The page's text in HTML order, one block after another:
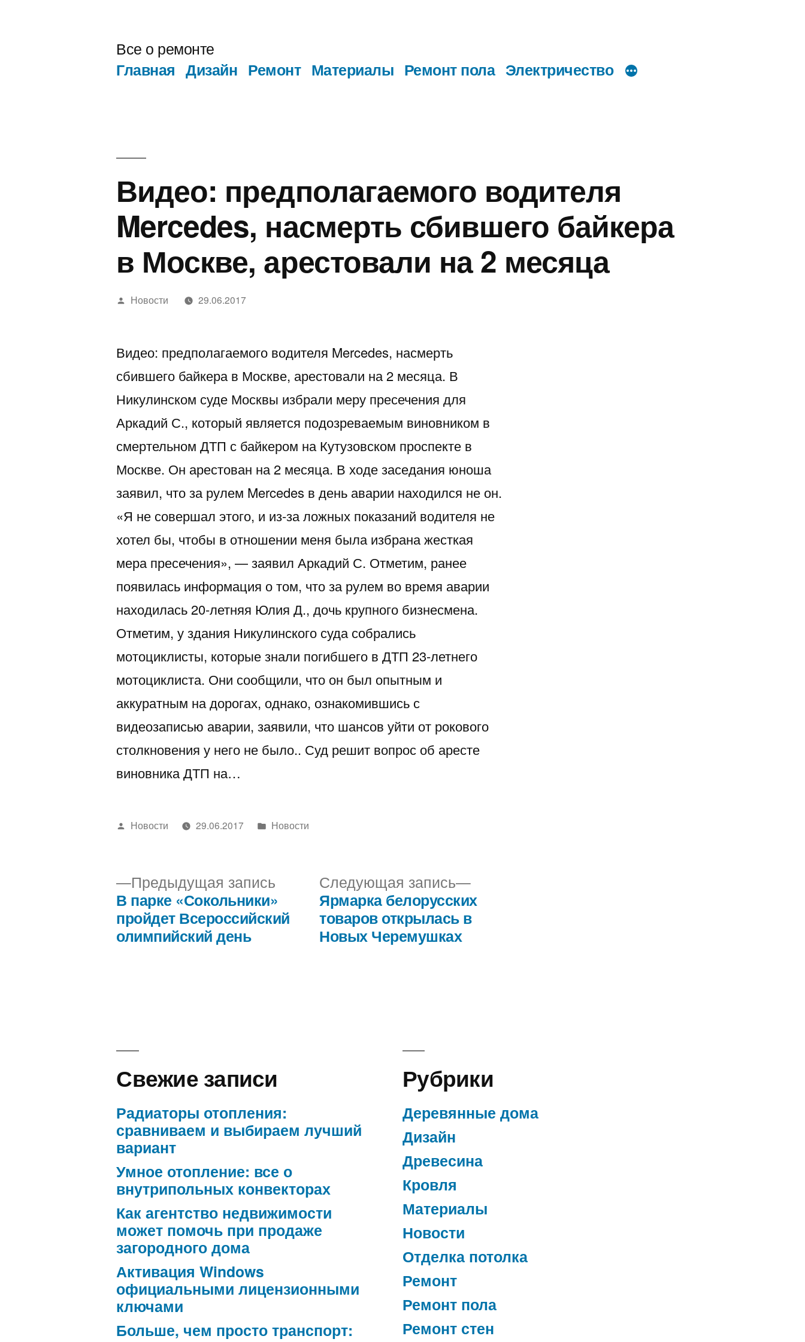
Все о ремонте
Главная Дизайн Ремонт Материалы Ремонт пола Электричество
Видео: предполагаемого водителя
Mercedes, насмерть сбившего байкера
в Москве, арестовали на 2 месяца
Написано
Новости 29.06.2017
Видео: предполагаемого водителя Mercedes, насмерть
сбившего байкера в Москве, арестовали на 2 месяца. В
Никулинском суде Москвы избрали меру пресечения для
Аркадий С., который является подозреваемым виновником в
смертельном ДТП с байкером на Кутузовском проспекте в
Москве. Он арестован на 2 месяца. В ходе заседания юноша
заявил, что за рулем Mercedes в день аварии находился не он.
«Я не совершал этого, и из-за ложных показаний водителя не
хотел бы, чтобы в отношении меня была избрана жесткая
мера пресечения», — заявил Аркадий С. Отметим, ранее
появилась информация о том, что за рулем во время аварии
находилась 20-летняя Юлия Д., дочь крупного бизнесмена.
Отметим, у здания Никулинского суда собрались
мотоциклисты, которые знали погибшего в ДТП 23-летнего
мотоциклиста. Они сообщили, что он был опытным и
аккуратным на дорогах, однако, ознакомившись с
видеозаписью аварии, заявили, что шансов уйти от рокового
столкновения у него не было.. Суд решит вопрос об аресте
виновника ДТП на…
Написано
Новости 29.06.2017
Написано
Новости
Навигация
Предыдущая запись Предыдущая
запись:
В парке «Сокольники»
пройдет Всероссийский
олимпийский день
Следующая запись
Следующая
запись:
Ярмарка белорусских
товаров открылась в
Новых Черемушках
Свежие записи
Радиаторы отопления:
сравниваем и выбираем лучший
вариант
Умное отопление: все о
внутрипольных конвекторах
Как агентство недвижимости
может помочь при продаже
загородного дома
Активация Windows
официальными лицензионными
ключами
Больше, чем просто транспорт:
Рубрики
Деревянные дома
Дизайн
Древесина
Кровля
Материалы
Новости
Отделка потолка
Ремонт
Ремонт пола
Ремонт стен